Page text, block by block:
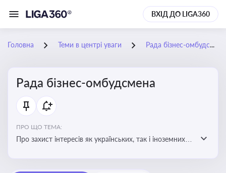
ВХІД ДО LIGA360
Головна Теми в центрі уваги Рада бізнес-омбудсмена
Рада бізнес-омбудсмена
ПРО ЩО ТЕМА:
Про захист інтересів як українських, так і іноземних